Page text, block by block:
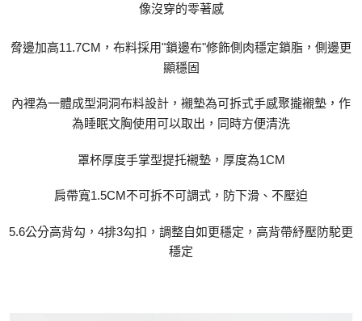
像沒穿的零著感
脅邊加高11.7CM，布料採用"鎖邊布"修飾側肉穩定鎖脂，側邊更
顯穩固
內裡為一體成型洞洞布料設計，襯墊為可拆式手感聚攏襯墊，作
為睡眠文胸使用可以取出，同時方便清洗
罩杯厚度手掌型提托襯墊，厚度為1CM
肩帶寬1.5CM不可拆不可調式，防下滑、不壓迫
5.6公分高背勾，4排3勾扣，調整自如更穩定，高背帶紓壓防駝更
穩定